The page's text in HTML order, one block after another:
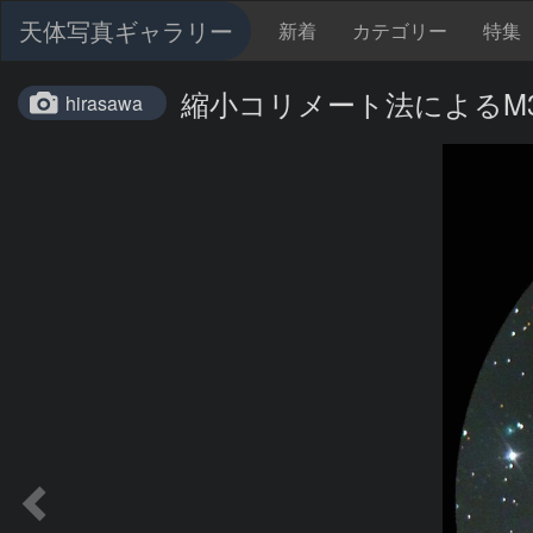
天体写真ギャラリー 新着 カテゴリー 特集
hirasawa 縮小コリメート法による